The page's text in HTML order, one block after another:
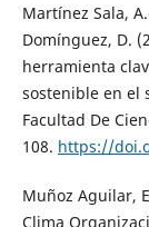
Martínez Sala,
Domínguez, D.
herramienta
sostenible en el
Facultad De
108. https://
Muñoz Aguilar,
Clima